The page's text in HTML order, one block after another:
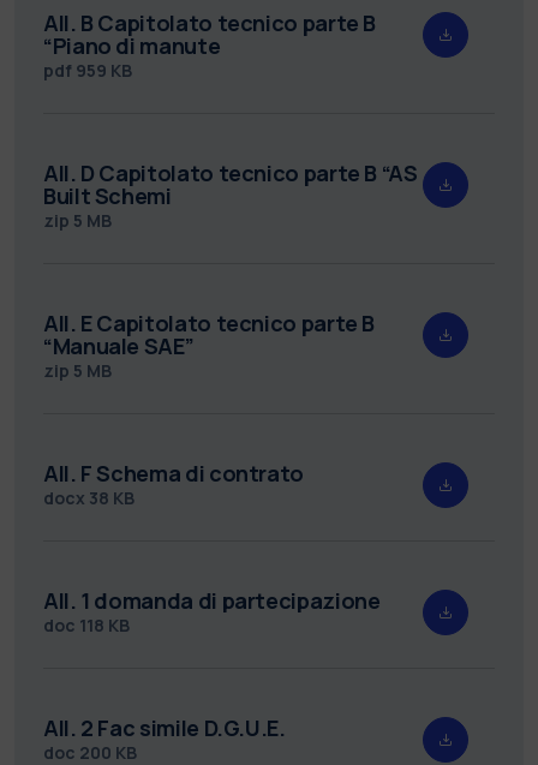
All. B Capitolato tecnico parte B
“Piano di manute
pdf 959 KB
All. D Capitolato tecnico parte B “AS
Built Schemi
zip 5 MB
All. E Capitolato tecnico parte B
“Manuale SAE”
zip 5 MB
All. F Schema di contrato
docx 38 KB
All. 1 domanda di partecipazione
doc 118 KB
All. 2 Fac simile D.G.U.E.
doc 200 KB